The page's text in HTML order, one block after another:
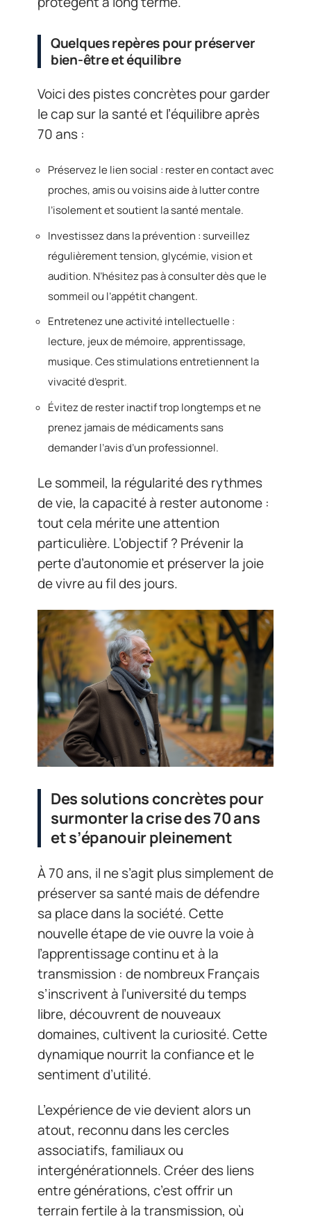
Quelques repères pour préserver
bien-être et équilibre
Voici des pistes concrètes pour garder
le cap sur la santé et l’équilibre après
70 ans :
Préservez le lien social : rester en contact avec
proches, amis ou voisins aide à lutter contre
l’isolement et soutient la santé mentale.
Investissez dans la prévention : surveillez
régulièrement tension, glycémie, vision et
audition. N’hésitez pas à consulter dès que le
sommeil ou l’appétit changent.
Entretenez une activité intellectuelle :
lecture, jeux de mémoire, apprentissage,
musique. Ces stimulations entretiennent la
vivacité d’esprit.
Évitez de rester inactif trop longtemps et ne
prenez jamais de médicaments sans
demander l’avis d’un professionnel.
Le sommeil, la régularité des rythmes
de vie, la capacité à rester autonome :
tout cela mérite une attention
particulière. L’objectif ? Prévenir la
perte d’autonomie et préserver la joie
de vivre au fil des jours.
Des solutions concrètes pour
surmonter la crise des 70 ans
et s’épanouir pleinement
À 70 ans, il ne s’agit plus simplement de
préserver sa santé mais de défendre
sa place dans la société. Cette
nouvelle étape de vie ouvre la voie à
l’apprentissage continu et à la
transmission : de nombreux Français
s’inscrivent à l’université du temps
libre, découvrent de nouveaux
domaines, cultivent la curiosité. Cette
dynamique nourrit la confiance et le
sentiment d’utilité.
L’expérience de vie devient alors un
atout, reconnu dans les cercles
associatifs, familiaux ou
intergénérationnels. Créer des liens
entre générations, c’est offrir un
terrain fertile à la transmission, où